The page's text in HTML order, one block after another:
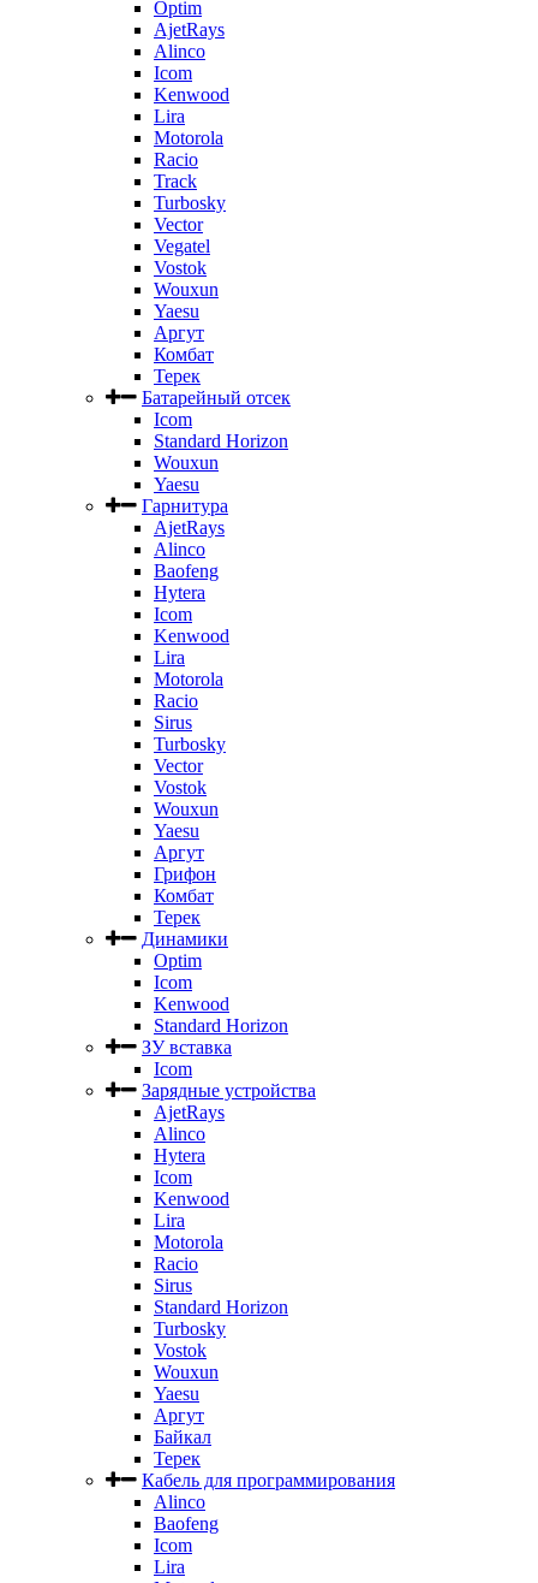
Optim
AjetRays
Alinco
Icom
Kenwood
Lira
Motorola
Racio
Track
Turbosky
Vector
Vegatel
Vostok
Wouxun
Yaesu
Аргут
Комбат
Терек
Батарейный отсек
Icom
Standard Horizon
Wouxun
Yaesu
Гарнитура
AjetRays
Alinco
Baofeng
Hytera
Icom
Kenwood
Lira
Motorola
Racio
Sirus
Turbosky
Vector
Vostok
Wouxun
Yaesu
Аргут
Грифон
Комбат
Терек
Динамики
Optim
Icom
Kenwood
Standard Horizon
ЗУ вставка
Icom
Зарядные устройства
AjetRays
Alinco
Hytera
Icom
Kenwood
Lira
Motorola
Racio
Sirus
Standard Horizon
Turbosky
Vostok
Wouxun
Yaesu
Аргут
Байкал
Терек
Кабель для программирования
Alinco
Baofeng
Icom
Lira